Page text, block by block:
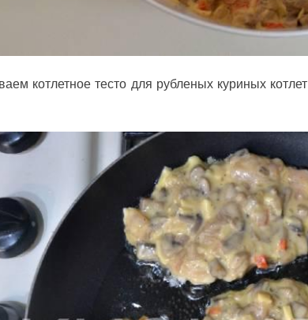
котлетное тесто для рубленых куриных